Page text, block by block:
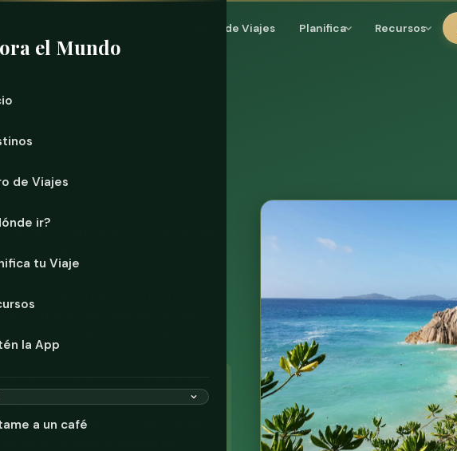
Muro de Viajes Planifica Recursos
el Mundo
de Viajes
ir?
tu Viaje
la App
a un café
del Océano Índico, hogar de una
vegetal y de una playa tan
construyó su reputación
Océano Índico. También es uno
y un viaje genuinamente más
resorts, si sabes dónde alojarte.
para ninguna nacionalidad del
de Viaje antes de la salida, y
de Estado de EE. UU., su nivel de
noviembre, cuando los